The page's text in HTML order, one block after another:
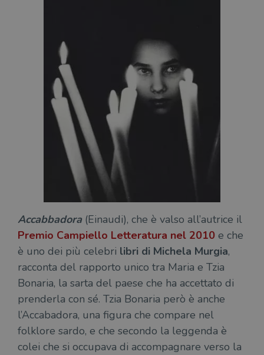
Accabbadora (Einaudi), che è valso all’autrice il
Premio Campiello Letteratura nel 2010 e che
è uno dei più celebri libri di Michela Murgia,
racconta del rapporto unico tra Maria e Tzia
Bonaria, la sarta del paese che ha accettato di
prenderla con sé. Tzia Bonaria però è anche
l’Accabadora, una figura che compare nel
folklore sardo, e che secondo la leggenda è
colei che si occupava di accompagnare verso la